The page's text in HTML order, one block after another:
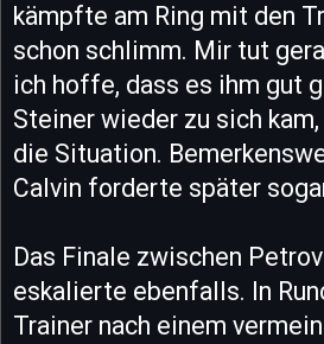
kämpfte am Ring mit den
schon schlimm. Mir tut
ich hoffe, dass es ihm gut
Steiner wieder zu sich
die Situation.
Calvin forderte später
Das Finale zwischen
eskalierte ebenfalls. In
Trainer nach einem